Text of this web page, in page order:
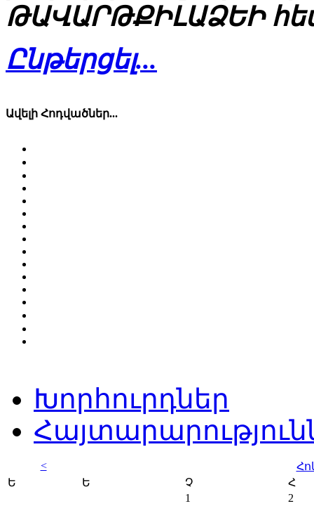
ԹԱՎԱՐԹՔԻԼԱՁԵԻ
Ընթերցել...
Ավելի Հոդվածներ...
Խորհուրդներ
<
Ե
Ե Չ
Հ
1
2